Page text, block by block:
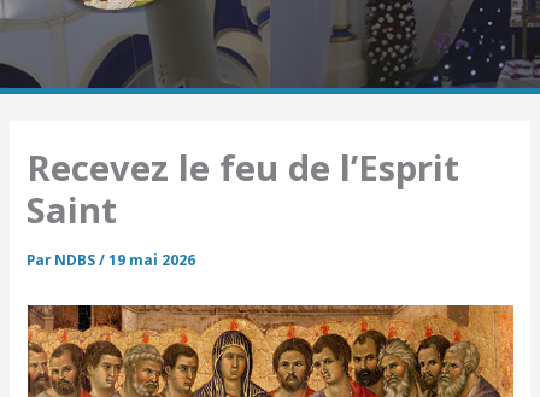
Recevez le feu de l’Esprit
Saint
ParNDBS/19 mai 2026